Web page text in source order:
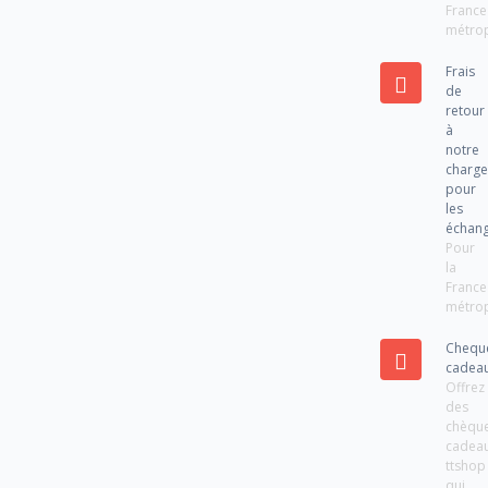
France
Frais
de
retour
à
notre
charge
pour
les
Pour
la
France
Offrez
des
ttshop